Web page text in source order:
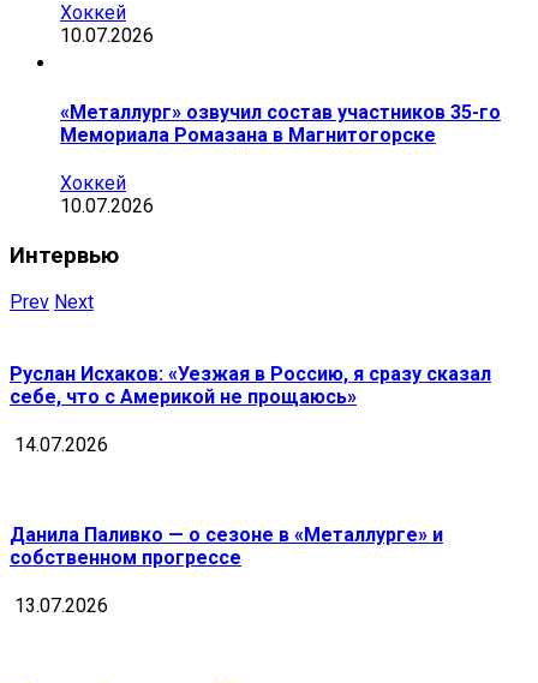
Хоккей
10.07.2026
«Металлург» озвучил состав участников 35-го
Мемориала Ромазана в Магнитогорске
Хоккей
10.07.2026
Интервью
Prev Next
Руслан Исхаков: «Уезжая в Россию, я сразу сказал
себе, что с Америкой не прощаюсь»
14.07.2026
Данила Паливко — о сезоне в «Металлурге» и
собственном прогрессе
13.07.2026